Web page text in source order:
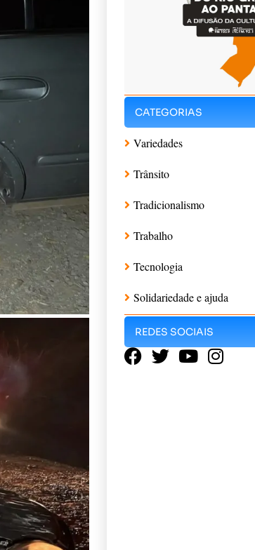
CATEGORIAS
Variedades
Trânsito
Tradicionalismo
Trabalho
Tecnologia
Solidariedade e ajuda
REDES SOCIAIS